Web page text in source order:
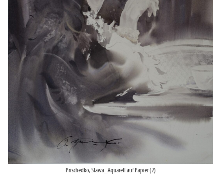
Prischedko, Slawa_Aquarell auf Papier (2)